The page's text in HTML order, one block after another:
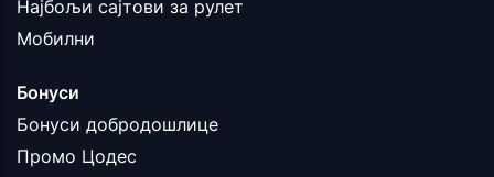
Најбољи сајтови за рулет
Мобилни
Бонуси
Бонуси добродошлице
Промо Цодес